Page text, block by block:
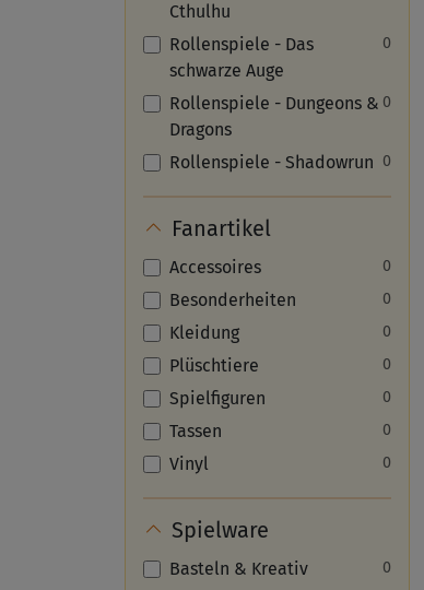
Cthulhu
Rollenspiele - Das
schwarze Auge
0
Rollenspiele - Dungeons &
Dragons
0
Rollenspiele - Shadowrun 0
Fanartikel
Accessoires 0
Besonderheiten 0
Kleidung 0
Plüschtiere 0
Spielfiguren 0
Tassen 0
Vinyl 0
Spielware
Basteln & Kreativ 0